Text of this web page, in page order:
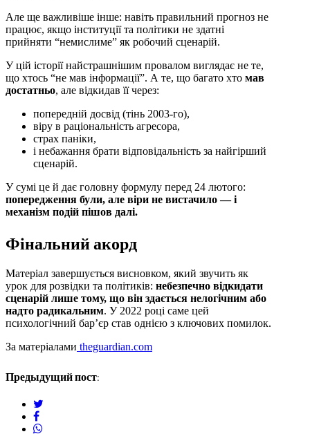
Але ще важливіше інше: навіть правильний прогноз не
працює, якщо інституції та політики не здатні
прийняти “немислиме” як робочий сценарій.
У цій історії найстрашнішим провалом виглядає не те,
що хтось “не мав інформації”. А те, що багато хто мав
достатньо, але відкидав її через:
попередній досвід (тінь 2003-го),
віру в раціональність агресора,
страх паніки,
і небажання брати відповідальність за найгірший
сценарій.
У сумі це й дає головну формулу перед 24 лютого:
попередження були, але віри не вистачило — і
механізм подій пішов далі.
Фінальний акорд
Матеріал завершується висновком, який звучить як
урок для розвідки та політиків: небезпечно відкидати
сценарій лише тому, що він здається нелогічним або
надто радикальним. У 2022 році саме цей
психологічний бар’єр став однією з ключових помилок.
За матеріалами theguardian.com
Предыдущий пост:
facebook